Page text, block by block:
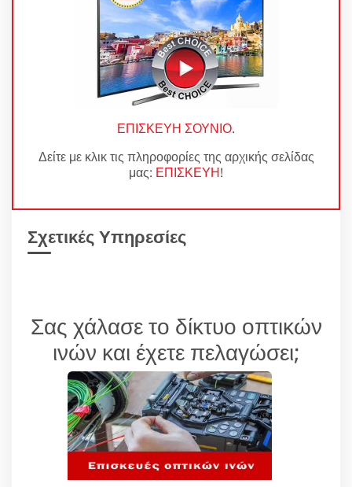
ΕΠΙΣΚΕΥΗ ΣΟΥΝΙΟ.
Δείτε με κλικ τις πληροφορίες της αρχικής σελίδας
μας: ΕΠΙΣΚΕΥΗ!
Σχετικές Υπηρεσίες
Σας χάλασε το δίκτυο οπτικών
ινών και έχετε πελαγώσει;